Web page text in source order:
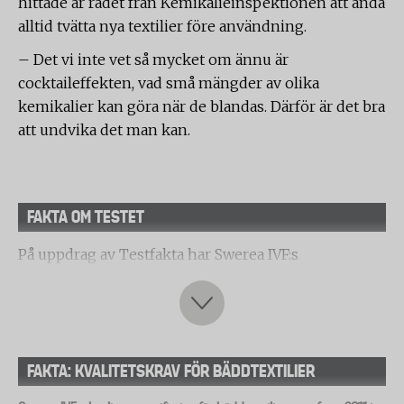
alltid tvätta nya textilier före användning.
– Det vi inte vet så mycket om ännu är
cocktaileffekten, vad små mängder av olika
kemikalier kan göra när de blandas. Därför är det bra
att undvika det man kan.
FAKTA OM TESTET
På uppdrag av Testfakta har Swerea IVF:s
laboratorium i Mölndal gjort jämförande tester av 8
lakan från olika tillverkare.
Slitagetålighet (Nötningshärdighet)
FAKTA: KVALITETSKRAV FÖR BÄDDTEXTILIER